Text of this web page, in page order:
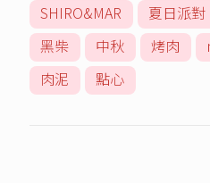
SHIRO&MAR
夏日派對
黑柴
中秋 烤肉
肉泥
點心